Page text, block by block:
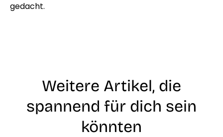
gedacht.
Weitere Artikel, die
spannend für dich sein
könnten